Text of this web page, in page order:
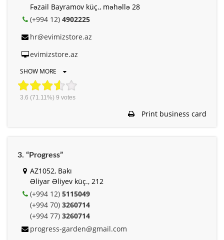
Fəzail Bayramov küç., məhəllə 28
(+994 12) 4902225
hr@evimizstore.az
evimizstore.az
SHOW MORE
3.6 (71.11%) 9 votes
Print business card
3. “Progress”
AZ1052, Bakı
Əliyar Əliyev küç., 212
(+994 12) 5115049
(+994 70) 3260714
(+994 77) 3260714
progress-garden@gmail.com